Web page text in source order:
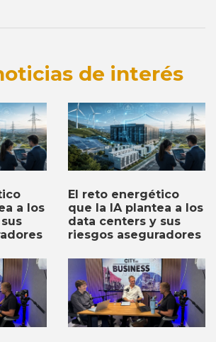
de interés
a los
El reto energético
que la IA plantea a los
data centers y sus
riesgos aseguradores